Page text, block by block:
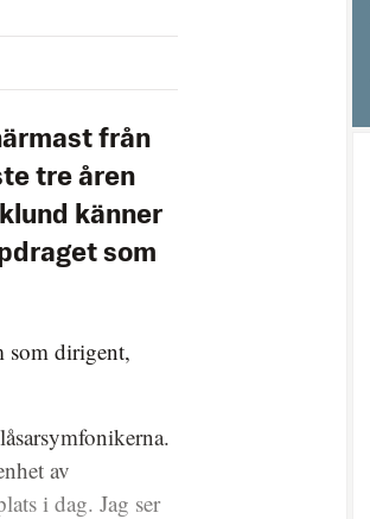
från
tre åren
känner
som
som dirigent,
av
i dag. Jag ser